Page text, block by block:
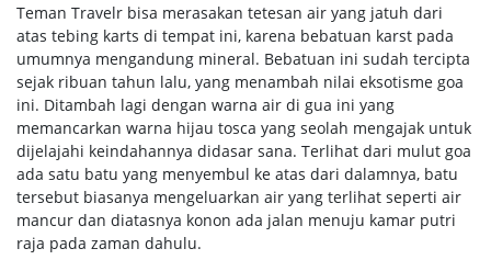
Teman Travelr bisa merasakan tetesan air yang jatuh dari
atas tebing karts di tempat ini, karena bebatuan karst pada
umumnya mengandung mineral. Bebatuan ini sudah tercipta
sejak ribuan tahun lalu, yang menambah nilai eksotisme goa
ini. Ditambah lagi dengan warna air di gua ini yang
memancarkan warna hijau tosca yang seolah mengajak untuk
dijelajahi keindahannya didasar sana. Terlihat dari mulut goa
ada satu batu yang menyembul ke atas dari dalamnya, batu
tersebut biasanya mengeluarkan air yang terlihat seperti air
mancur dan diatasnya konon ada jalan menuju kamar putri
raja pada zaman dahulu.